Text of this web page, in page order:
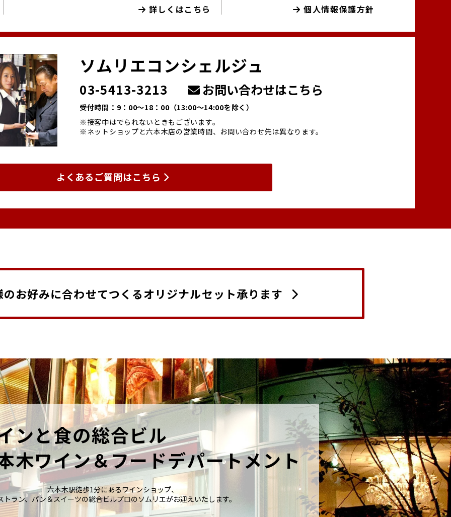
詳しくはこちら 個人情報保護方針
ソムリエコンシェルジュ
03-5413-3213 お問い合わせはこちら
受付時間：9：00～18：00 （13:00～14:00を除く）
※接客中はでられないときもございます。
※ネットショップと六本木店の営業時間、お問い合わせ先は異なります。
よくあるご質問はこちら
のお好みに合わせてつくるオリジナルセット承ります
ンと食の総合ビル
木ワイン＆フードデパートメント
六本木駅徒歩1分にあるワインショップ、
トラン、パン＆スイーツの総合ビルプロのソムリエがお迎えいたします。